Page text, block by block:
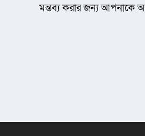
মন্তব্য করার জন্য আপনাকে